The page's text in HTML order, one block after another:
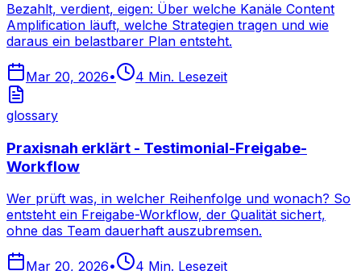
Bezahlt, verdient, eigen: Über welche Kanäle Content
Amplification läuft, welche Strategien tragen und wie
daraus ein belastbarer Plan entsteht.
Mar 20, 2026• 4 Min. Lesezeit
glossary
Praxisnah erklärt - Testimonial-Freigabe-
Workflow
Wer prüft was, in welcher Reihenfolge und wonach? So
entsteht ein Freigabe-Workflow, der Qualität sichert,
ohne das Team dauerhaft auszubremsen.
Mar 20, 2026• 4 Min. Lesezeit